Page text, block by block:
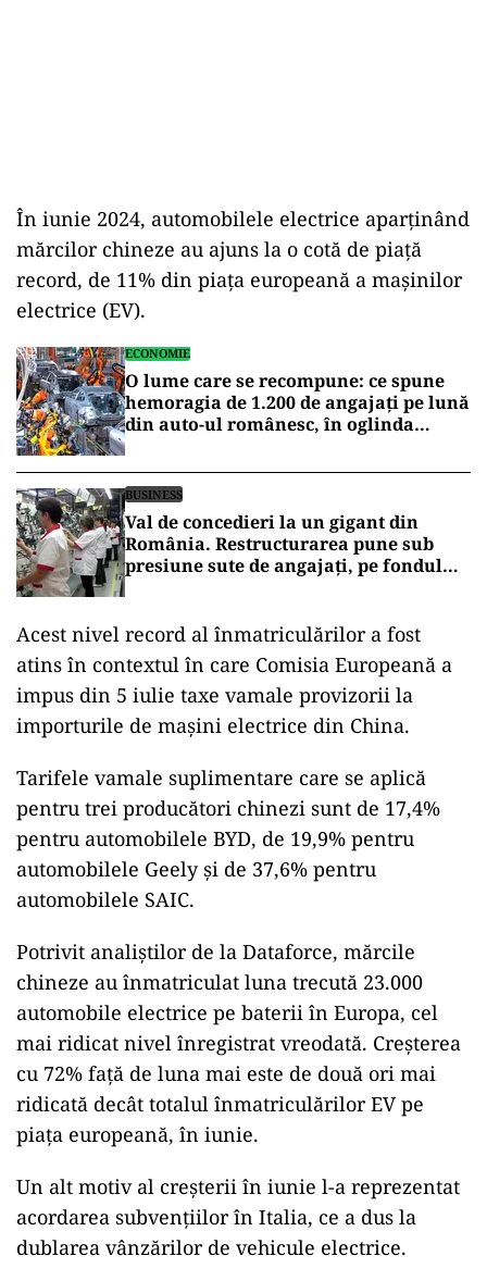
În iunie 2024, automobilele electrice aparţinând
mărcilor chineze au ajuns la o cotă de piaţă
record, de 11% din piaţa europeană a maşinilor
electrice (EV).
ECONOMIE
O lume care se recompune: ce spune
hemoragia de 1.200 de angajați pe lună
din auto-ul românesc, în oglinda
BUSINESS
Val de concedieri la un gigant din
România. Restructurarea pune sub
presiune sute de angajați, pe fondul
Acest nivel record al înmatriculărilor a fost
atins în contextul în care Comisia Europeană a
impus din 5 iulie taxe vamale provizorii la
importurile de maşini electrice din China.
Tarifele vamale suplimentare care se aplică
pentru trei producători chinezi sunt de 17,4%
pentru automobilele BYD, de 19,9% pentru
automobilele Geely şi de 37,6% pentru
automobilele SAIC.
Potrivit analiştilor de la Dataforce, mărcile
chineze au înmatriculat luna trecută 23.000
automobile electrice pe baterii în Europa, cel
mai ridicat nivel înregistrat vreodată. Creşterea
cu 72% faţă de luna mai este de două ori mai
ridicată decât totalul înmatriculărilor EV pe
piaţa europeană, în iunie.
Un alt motiv al creşterii în iunie l-a reprezentat
acordarea subvenţiilor în Italia, ce a dus la
dublarea vânzărilor de vehicule electrice.